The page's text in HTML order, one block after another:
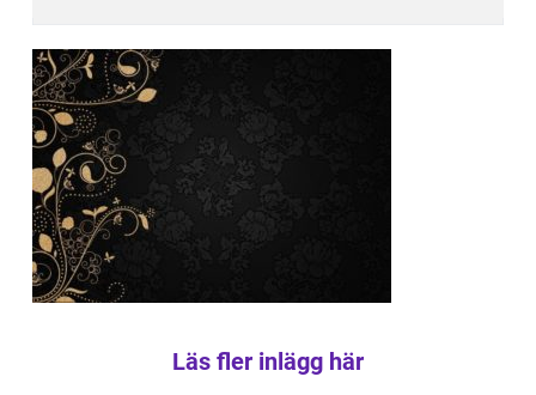
Läs fler inlägg här